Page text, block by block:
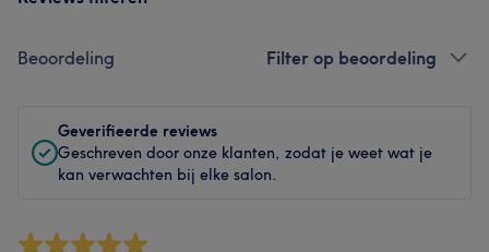
Beoordeling Filter op beoordeling
Geverifieerde reviews
Geschreven door onze klanten, zodat je weet wat je
kan verwachten bij elke salon.